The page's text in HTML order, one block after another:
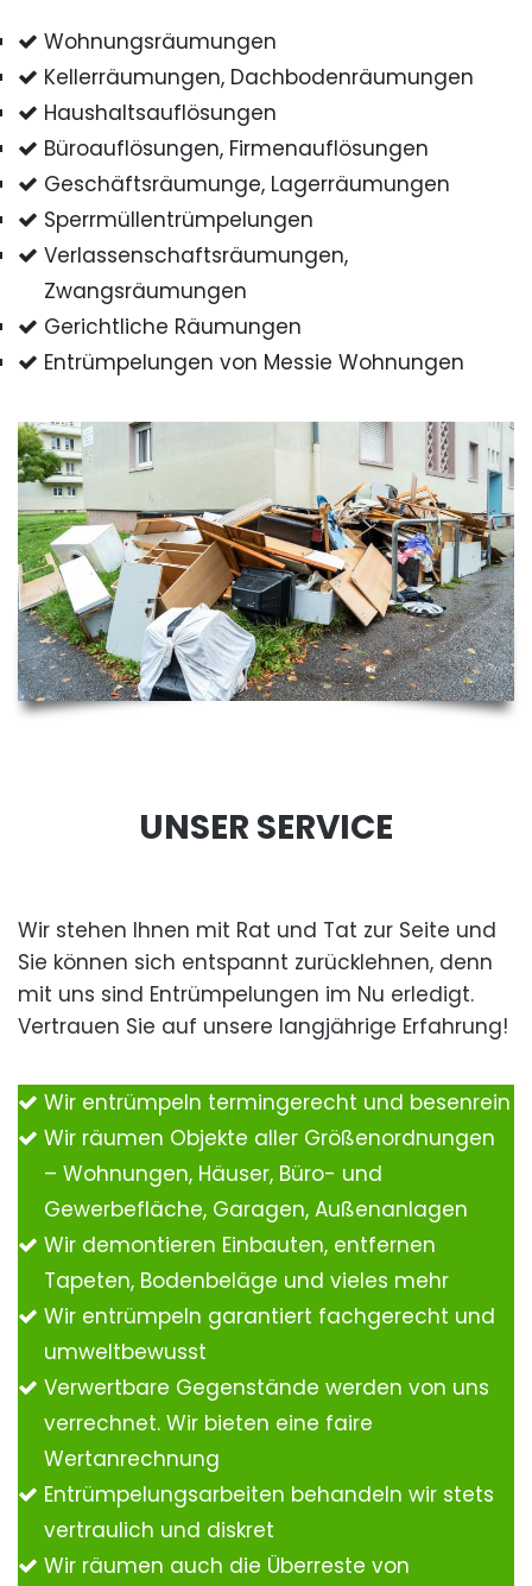
Wohnungsräumungen
Kellerräumungen, Dachbodenräumungen
Haushaltsauflösungen
Büroauflösungen, Firmenauflösungen
Geschäftsräumunge, Lagerräumungen
Sperrmüllentrümpelungen
Verlassenschaftsräumungen,
Zwangsräumungen
Gerichtliche Räumungen
Entrümpelungen von Messie Wohnungen
UNSER SERVICE
Wir stehen Ihnen mit Rat und Tat zur Seite und
Sie können sich entspannt zurücklehnen, denn
mit uns sind Entrümpelungen im Nu erledigt.
Vertrauen Sie auf unsere langjährige Erfahrung!
Wir entrümpeln termingerecht und besenrein
Wir räumen Objekte aller Größenordnungen
– Wohnungen, Häuser, Büro- und
Gewerbefläche, Garagen, Außenanlagen
Wir demontieren Einbauten, entfernen
Tapeten, Bodenbeläge und vieles mehr
Wir entrümpeln garantiert fachgerecht und
umweltbewusst
Verwertbare Gegenstände werden von uns
verrechnet. Wir bieten eine faire
Wertanrechnung
Entrümpelungsarbeiten behandeln wir stets
vertraulich und diskret
Wir räumen auch die Überreste von